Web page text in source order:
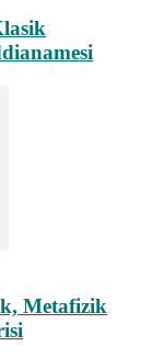
Metafizik